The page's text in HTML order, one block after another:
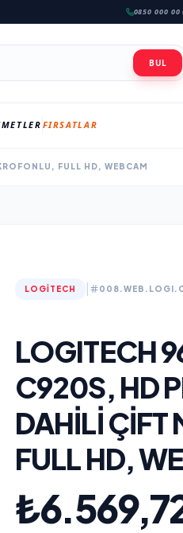
0850 000 00
BUL
FIRSATLAR
FULL HD, WEBCAM
LOGITECH
LOGITECH
C920S, HD
DAHILI ÇIFT
FULL HD,